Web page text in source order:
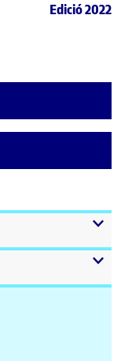
Edició 2022